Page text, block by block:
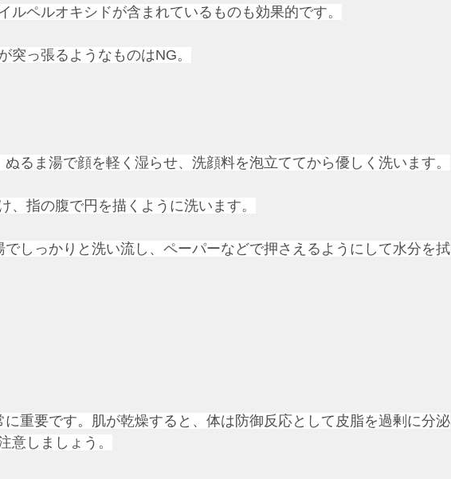
ルペルオキシドが含まれているものも効果的です。
突っ張るようなものはNG。
るま湯で顔を軽く湿らせ、洗顔料を泡立ててから優しく洗います。
、指の腹で円を描くように洗います。
しっかりと洗い流し、ペーパーなどで押さえるようにして水分を拭
重要です。肌が乾燥すると、体は防御反応として皮脂を過剰に分泌
意しましょう。